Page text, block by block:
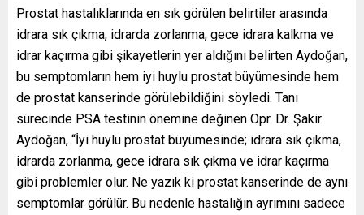
Prostat hastalıklarında en sık görülen belirtiler arasında
idrara sık çıkma, idrarda zorlanma, gece idrara kalkma ve
idrar kaçırma gibi şikayetlerin yer aldığını belirten Aydoğan,
bu semptomların hem iyi huylu prostat büyümesinde hem
de prostat kanserinde görülebildiğini söyledi. Tanı
sürecinde PSA testinin önemine değinen Opr. Dr. Şakir
Aydoğan, “İyi huylu prostat büyümesinde; idrara sık çıkma,
idrarda zorlanma, gece idrara sık çıkma ve idrar kaçırma
gibi problemler olur. Ne yazık ki prostat kanserinde de aynı
semptomlar görülür. Bu nedenle hastalığın ayrımını sadece